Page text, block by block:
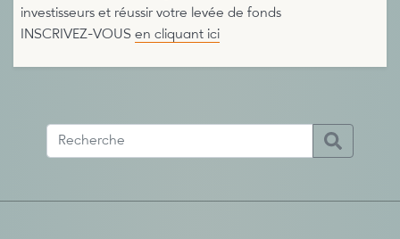
investisseurs et réussir votre levée de fonds
INSCRIVEZ-VOUS en cliquant ici